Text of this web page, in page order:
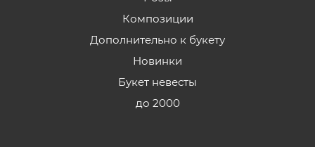
Композиции
Дополнительно к букету
Новинки
Букет невесты
до 2000